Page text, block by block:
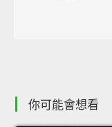
你可能會想看